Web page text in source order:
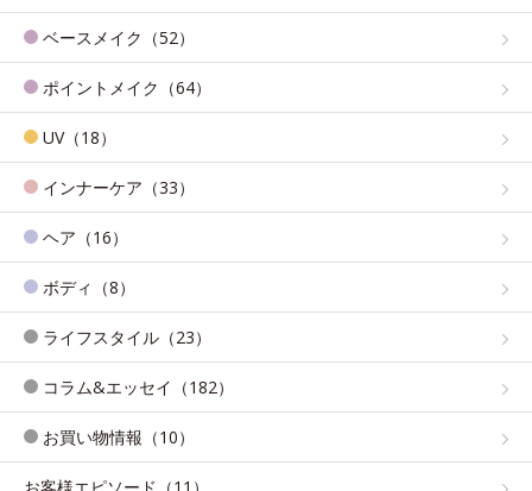
ベースメイク（52）
ポイントメイク（64）
UV（18）
インナーケア（33）
ヘア（16）
ボディ（8）
ライフスタイル（23）
コラム&エッセイ（182）
お買い物情報（10）